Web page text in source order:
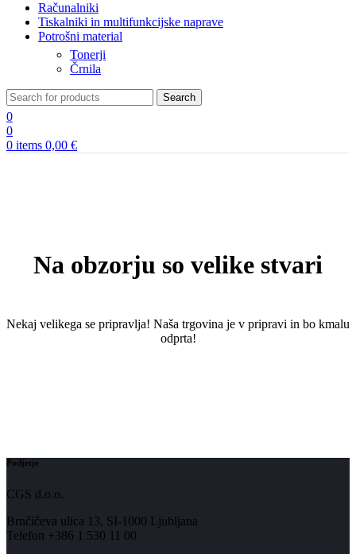
Računalniki
Tiskalniki in multifunkcijske naprave
Potrošni material
Tonerji
Črnila
Search
0
0
0 items 0,00 €
Na obzorju so velike stvari
Nekaj ​​velikega se pripravlja! Naša trgovina je v pripravi in ​​bo kmalu
odprta!
Podjetje
CGS d.o.o.
Brnčičeva ulica 13, SI-1000 Ljubljana
Telefon +386 1 530 11 00